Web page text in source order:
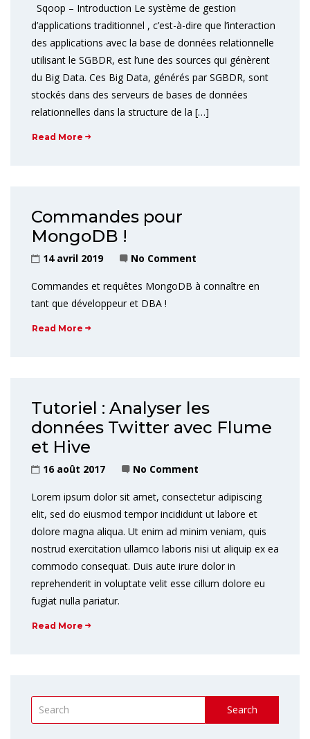
Sqoop – Introduction Le système de gestion
d’applications traditionnel , c’est-à-dire que l’interaction
des applications avec la base de données relationnelle
utilisant le SGBDR, est l’une des sources qui génèrent
du Big Data. Ces Big Data, générés par SGBDR, sont
stockés dans des serveurs de bases de données
relationnelles dans la structure de la […]
Read More
Commandes pour
MongoDB !
14 avril 2019 No Comment
Commandes et requêtes MongoDB à connaître en
tant que développeur et DBA !
Read More
Tutoriel : Analyser les
données Twitter avec Flume
et Hive
16 août 2017 No Comment
Lorem ipsum dolor sit amet, consectetur adipiscing
elit, sed do eiusmod tempor incididunt ut labore et
dolore magna aliqua. Ut enim ad minim veniam, quis
nostrud exercitation ullamco laboris nisi ut aliquip ex ea
commodo consequat. Duis aute irure dolor in
reprehenderit in voluptate velit esse cillum dolore eu
fugiat nulla pariatur.
Read More
Search